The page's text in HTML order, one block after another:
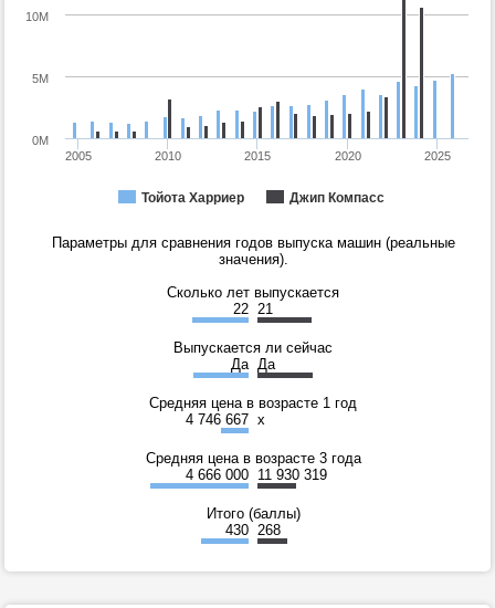
Тойота Харриер Джип Компасс
2005 2010 2015 2020 2025
0M
5M
10M
Параметры для сравнения годов выпуска машин (реальные
значения).
Сколько лет выпускается
22 21
Выпускается ли сейчас
Да Да
Средняя цена в возрасте 1 год
4 746 667 x
Средняя цена в возрасте 3 года
4 666 000 11 930 319
Итого (баллы)
430 268